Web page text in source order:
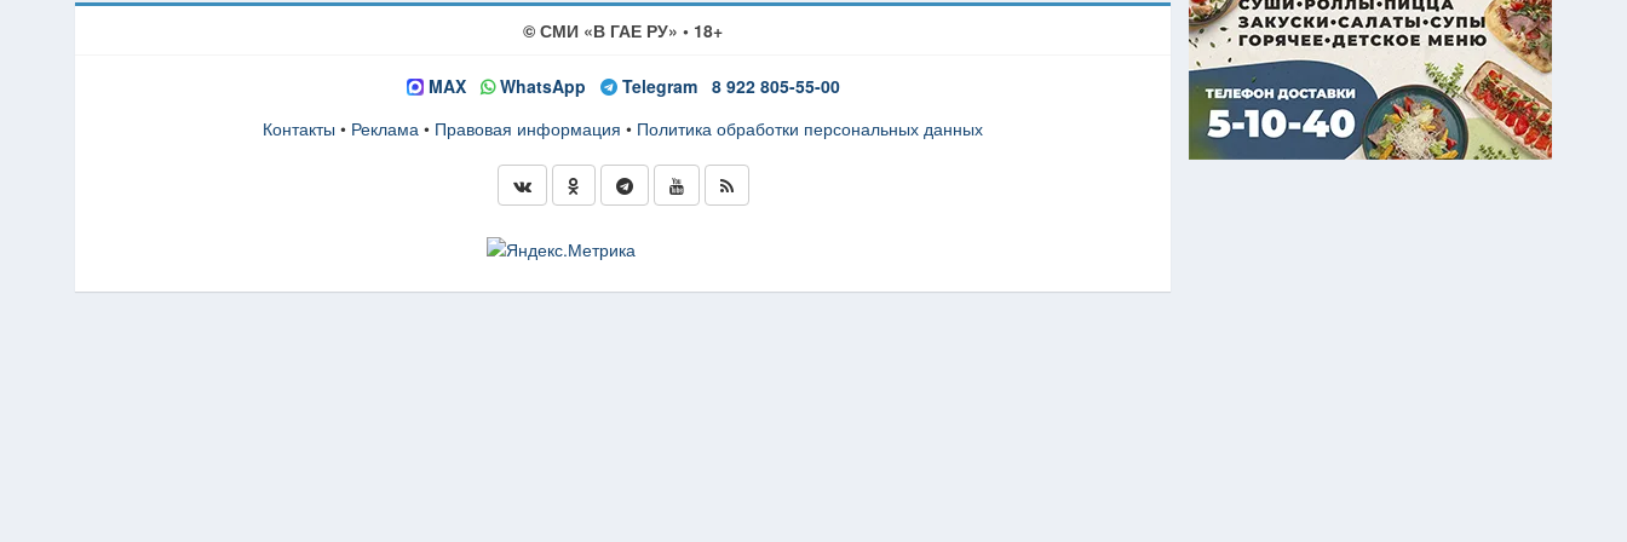
© СМИ «В ГАЕ РУ» • 18+
MAX WhatsApp Telegram
8 922 805-55-00
Контакты • Реклама • Правовая информация • Политика обработки персональных данных